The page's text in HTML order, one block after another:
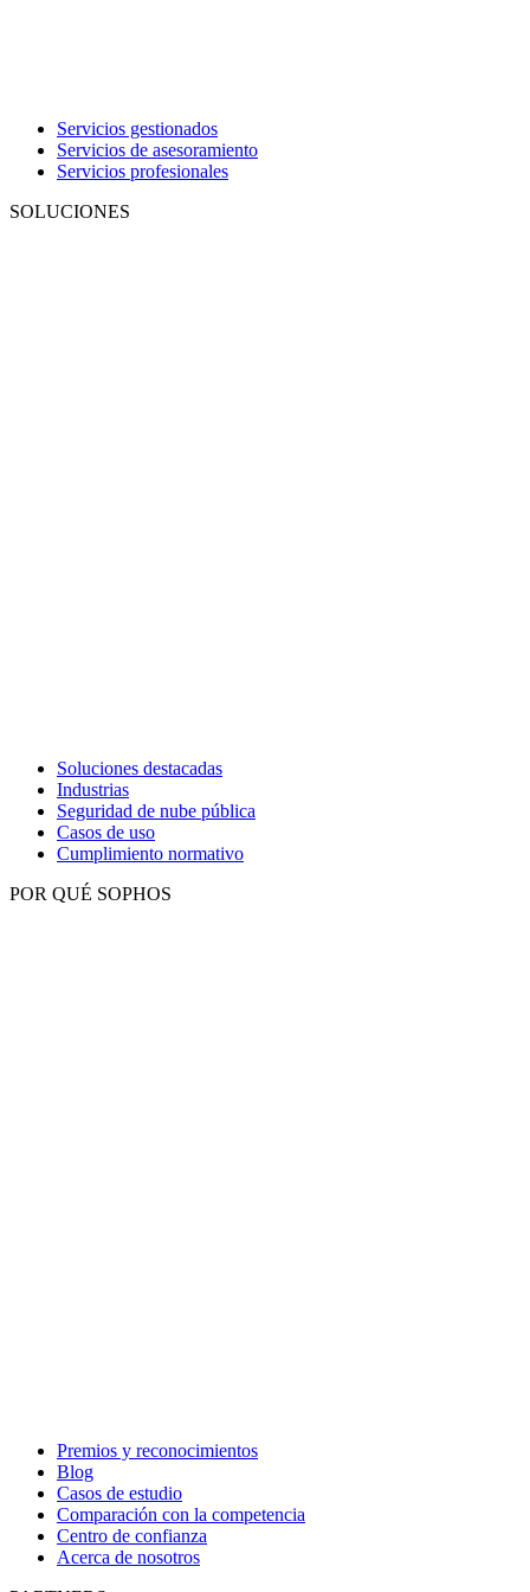
Servicios gestionados
Servicios de asesoramiento
Servicios profesionales
SOLUCIONES
Soluciones destacadas
Industrias
Seguridad de nube pública
Casos de uso
Cumplimiento normativo
POR QUÉ SOPHOS
Premios y reconocimientos
Blog
Casos de estudio
Comparación con la competencia
Centro de confianza
Acerca de nosotros